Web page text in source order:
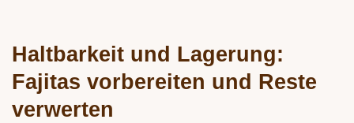
Haltbarkeit und Lagerung:
Fajitas vorbereiten und Reste
verwerten